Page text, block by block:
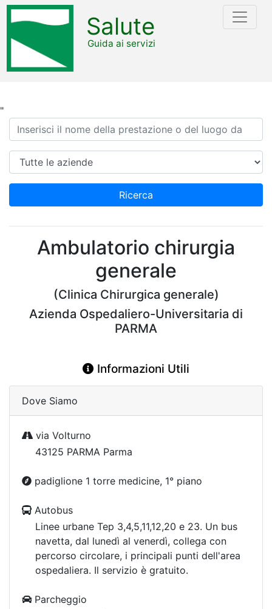
"
Salute
Guida ai servizi
Ricerca
Azienda
Ricerca
Ambulatorio chirurgia
generale
(Clinica Chirurgica generale)
Azienda Ospedaliero-Universitaria di
PARMA
Informazioni Utili
Dove Siamo
via Volturno
43125 PARMA Parma
padiglione 1 torre medicine, 1° piano
Autobus
Linee urbane Tep 3,4,5,11,12,20 e 23. Un bus
navetta, dal lunedì al venerdì, collega con
percorso circolare, i principali punti dell'area
ospedaliera. Il servizio è gratuito.
Parcheggio